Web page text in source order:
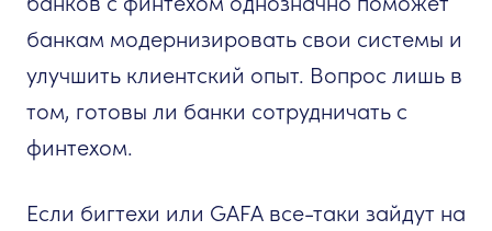
банкам модернизировать свои системы и
улучшить клиентский опыт. Вопрос лишь в
том, готовы ли банки сотрудничать с
финтехом.
Если бигтехи или GAFA все-таки зайдут на